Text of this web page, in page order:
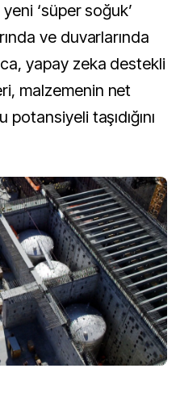
‘süper soğuk’
ve duvarlarında
yapay zeka destekli
malzemenin net
taşıdığını